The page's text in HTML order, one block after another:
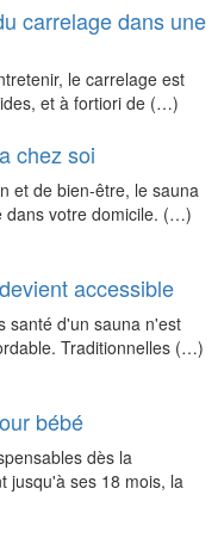
carrelage dans une
le carrelage est
et à fortiori de (…)
chez soi
et de bien-être, le sauna
dans votre domicile. (…)
accessible
santé d'un sauna n'est
Traditionnelles (…)
bébé
dès la
jusqu'à ses 18 mois, la